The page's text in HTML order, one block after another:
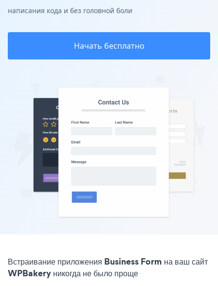
написания кода и без головной боли
Начать бесплатно
Встраивание приложения Business Form на ваш сайт
WPBakery никогда не было проще